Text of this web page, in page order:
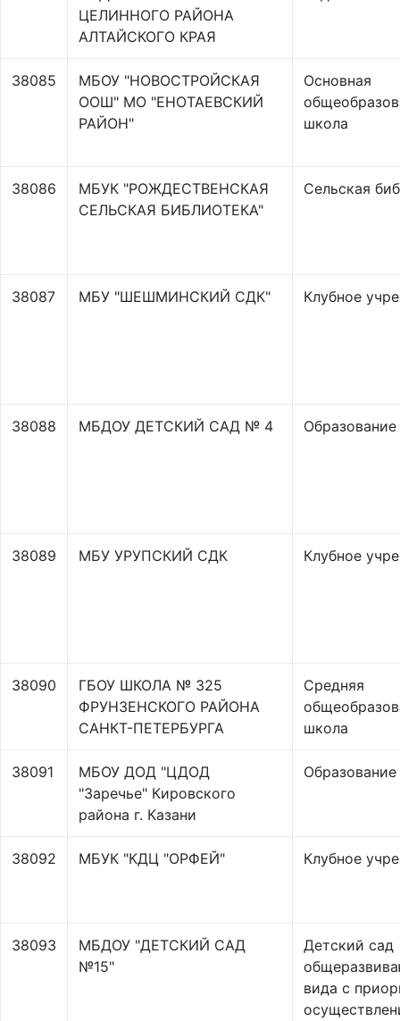
ЦЕЛИННОГО РАЙОНА
АЛТАЙСКОГО КРАЯ
38085
МБОУ "НОВОСТРОЙСКАЯ
ООШ" МО "ЕНОТАЕВСКИЙ
РАЙОН"
Основная
школа
38086
МБУК "РОЖДЕСТВЕНСКАЯ
СЕЛЬСКАЯ БИБЛИОТЕКА"
Сельская
38087 МБУ "ШЕШМИНСКИЙ СДК" Клубное
38088 МБДОУ ДЕТСКИЙ САД № 4 Образование
38089 МБУ УРУПСКИЙ СДК Клубное
38090
ГБОУ ШКОЛА № 325
ФРУНЗЕНСКОГО РАЙОНА
САНКТ-ПЕТЕРБУРГА
Средняя
школа
38091
МБОУ ДОД "ЦДОД
"Заречье" Кировского
района г. Казани
Образование
38092 МБУК "КДЦ "ОРФЕЙ" Клубное
38093
МБДОУ "ДЕТСКИЙ САД
№15"
Детский сад
вида с